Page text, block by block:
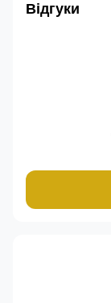
Відгуки